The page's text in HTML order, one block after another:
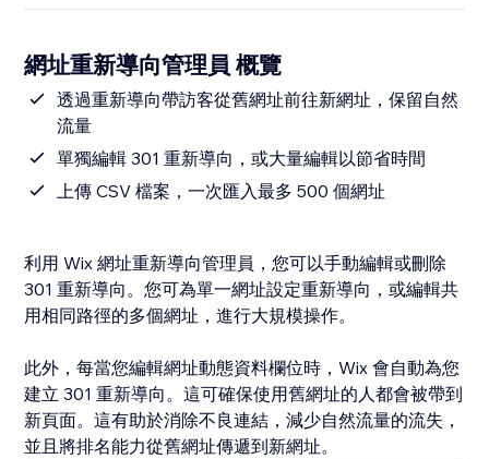
網址重新導向管理員 概覽
透過重新導向帶訪客從舊網址前往新網址，保留自然
流量
單獨編輯 301 重新導向，或大量編輯以節省時間
上傳 CSV 檔案，一次匯入最多 500 個網址
利用 Wix 網址重新導向管理員，您可以手動編輯或刪除
301 重新導向。您可為單一網址設定重新導向，或編輯共
用相同路徑的多個網址，進行大規模操作。
此外，每當您編輯網址動態資料欄位時，Wix 會自動為您
建立 301 重新導向。這可確保使用舊網址的人都會被帶到
新頁面。這有助於消除不良連結，減少自然流量的流失，
並且將排名能力從舊網址傳遞到新網址。